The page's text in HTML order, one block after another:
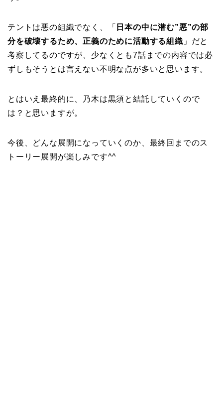
テントは悪の組織でなく、「 日本の中に潜む”悪”の部
分を破壊するため、正義のために活動する組織 」だと
考察してるのですが、少なくとも7話までの内容では必
ずしもそうとは言えない不明な点が多いと思います。
とはいえ最終的に、乃木は黒須と結託していくので
は？と思いますが。
今後、どんな展開になっていくのか、最終回までのス
トーリー展開が楽しみです^^